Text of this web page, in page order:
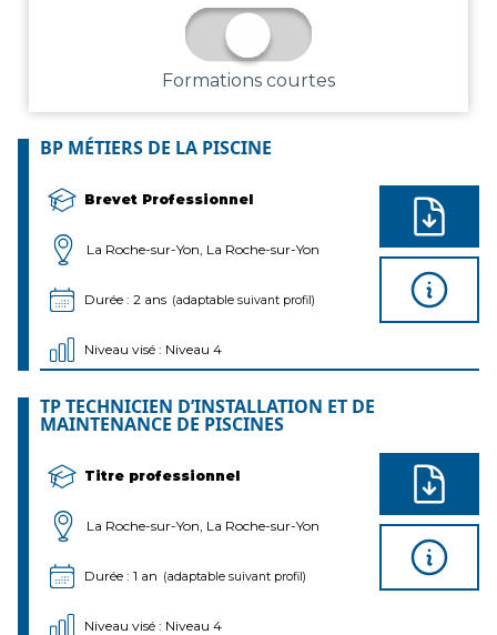
Formations courtes
BP MÉTIERS DE LA PISCINE
Brevet Professionnel
La Roche-sur-Yon, La Roche-sur-Yon
Durée : 2 ans (adaptable suivant profil)
Niveau visé : Niveau 4
TP TECHNICIEN D’INSTALLATION ET DE
MAINTENANCE DE PISCINES
Titre professionnel
La Roche-sur-Yon, La Roche-sur-Yon
Durée : 1 an (adaptable suivant profil)
Niveau visé : Niveau 4